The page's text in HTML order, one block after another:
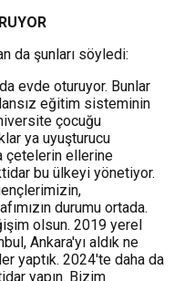
da şunları söyledi:
evde oturuyor. Bunlar
eğitim sisteminin
çocuğu
ya uyuşturucu
çetelerin ellerine
bu ülkeyi yönetiyor.
durumu ortada.
olsun. 2019 yerel
Ankara'yı aldık ne
yaptık. 2024'te daha da
yapın. Bizim